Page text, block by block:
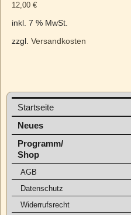
12,00 €
inkl. 7 % MwSt.
zzgl. Versandkosten
Startseite
Neues
Programm/
Shop
AGB
Datenschutz
Widerrufsrecht